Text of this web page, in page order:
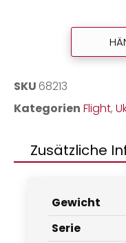
SKU 68213
Kategorien Flight,
Zusätzliche
Gewicht
Serie